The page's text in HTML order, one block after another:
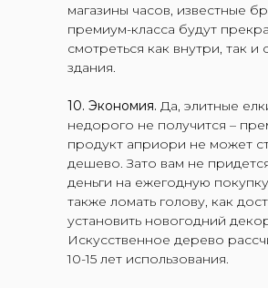
магазины часов, известные
премиум-класса будут
смотреться как внутри, так и
здания.
10. Экономия. Да, элитные
недорого не получится –
продукт априори не может
дешево. Зато вам не
деньги на ежегодную
также ломать голову, как
установить новогодний
Искусственное дерево
10-15 лет использования.